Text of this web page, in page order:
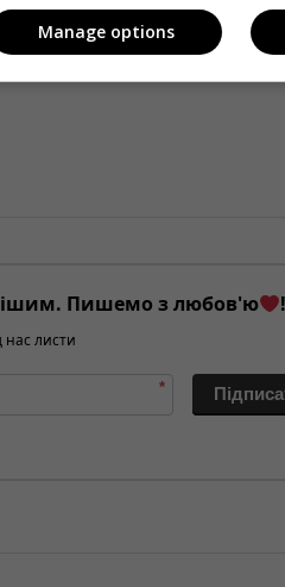
Пишемо з любов'ю !
нас листи
*
Manage options